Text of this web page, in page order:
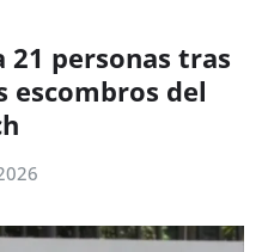
21 personas tras
escombros del